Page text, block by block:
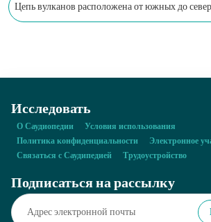
Цепь вулканов расположена от южных до
Исследовать
О Саудиопедии
Условия использования
Политика конфиденциальности
Электронное
Связаться с Саудипедией
Трудоустройство
Подписаться на рассылку